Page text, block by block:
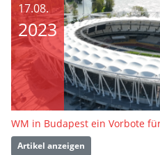
17.08.
2023
WM in Budapest ein Vorbote
Artikel anzeigen